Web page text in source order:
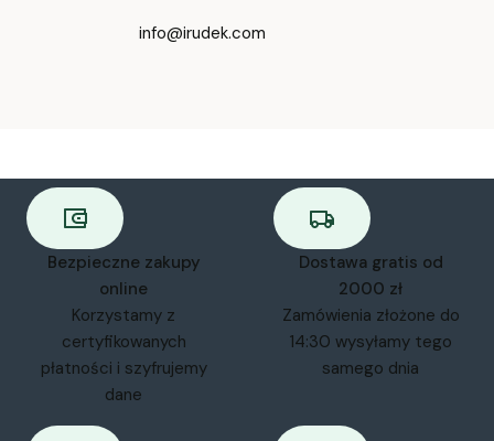
info@irudek.com
Bezpieczne zakupy
online
Korzystamy z
certyfikowanych
płatności i szyfrujemy
dane
Dostawa gratis od
2000 zł
Zamówienia złożone do
14:30 wysyłamy tego
samego dnia